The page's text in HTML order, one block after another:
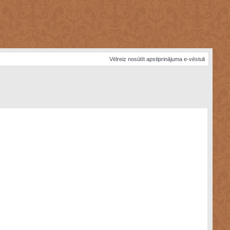
Vēlreiz nosūtīt apstiprinājuma e-vēstuli